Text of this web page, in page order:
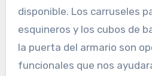
disponible. Los carruseles
esquineros y los cubos de
la puerta del armario son
funcionales que nos